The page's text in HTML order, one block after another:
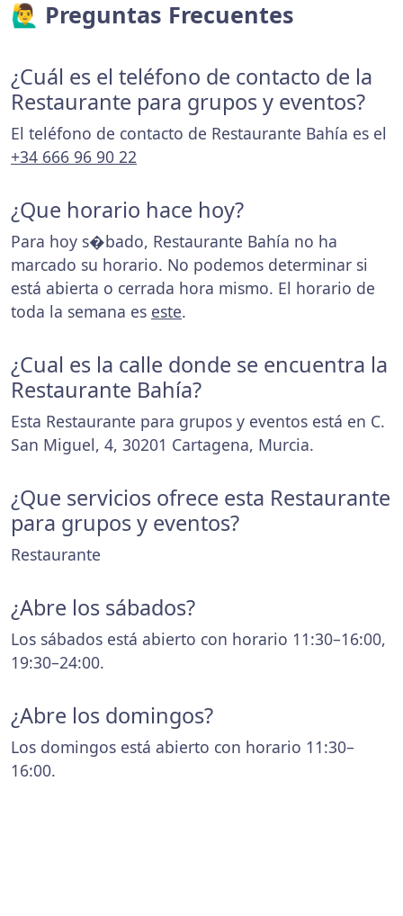
🙋‍♂️ Preguntas Frecuentes
¿Cuál es el teléfono de contacto de la
Restaurante para grupos y eventos?
El teléfono de contacto de Restaurante Bahía es el
+34 666 96 90 22
¿Que horario hace hoy?
Para hoy s�bado, Restaurante Bahía no ha
marcado su horario. No podemos determinar si
está abierta o cerrada hora mismo. El horario de
toda la semana es este.
¿Cual es la calle donde se encuentra la
Restaurante Bahía?
Esta Restaurante para grupos y eventos está en C.
San Miguel, 4, 30201 Cartagena, Murcia.
¿Que servicios ofrece esta Restaurante
para grupos y eventos?
Restaurante
¿Abre los sábados?
Los sábados está abierto con horario 11:30–16:00,
19:30–24:00.
¿Abre los domingos?
Los domingos está abierto con horario 11:30–
16:00.